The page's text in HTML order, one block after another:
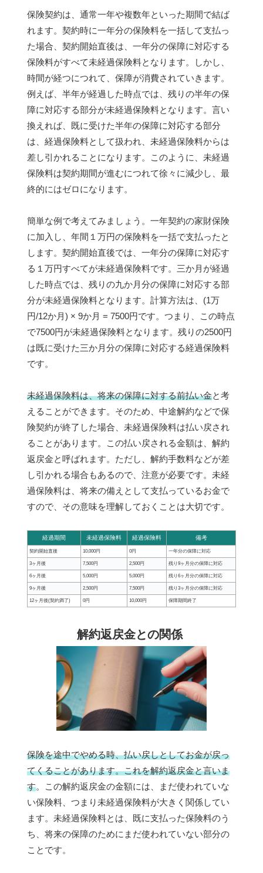
保険契約は、通常一年や複数年といった期間で結ば
れます。契約時に一年分の保険料を一括して支払っ
た場合、契約開始直後は、一年分の保障に対応する
保険料がすべて未経過保険料となります。しかし、
時間が経つにつれて、保障が消費されていきます。
例えば、半年が経過した時点では、残りの半年の保
障に対応する部分が未経過保険料となります。言い
換えれば、既に受けた半年の保障に対応する部分
は、経過保険料として扱われ、未経過保険料からは
差し引かれることになります。このように、未経過
保険料は契約期間が進むにつれて徐々に減少し、最
終的にはゼロになります。
簡単な例で考えてみましょう。一年契約の家財保険
に加入し、年間１万円の保険料を一括で支払ったと
します。契約開始直後では、一年分の保障に対応す
る１万円すべてが未経過保険料です。三か月が経過
した時点では、残りの九か月分の保障に対応する部
分が未経過保険料となります。計算方法は、(1万
円/12か月) × 9か月 = 7500円です。つまり、この時点
で7500円が未経過保険料となります。残りの2500円
は既に受けた三か月分の保障に対応する経過保険料
です。
未経過保険料は、将来の保障に対する前払い金と考
えることができます。そのため、中途解約などで保
険契約が終了した場合、未経過保険料は払い戻され
ることがあります。この払い戻される金額は、解約
返戻金と呼ばれます。ただし、解約手数料などが差
し引かれる場合もあるので、注意が必要です。未経
過保険料は、将来の備えとして支払っているお金で
すので、その意味を理解しておくことは大切です。
経過期間 未経過保険料 経過保険料 備考
契約開始直後 10,000円 0円 一年分の保障に対応
3ヶ月後 7,500円 2,500円 残り9ヶ月分の保障に対応
6ヶ月後 5,000円 5,000円 残り6ヶ月分の保障に対応
9ヶ月後 2,500円 7,500円 残り3ヶ月分の保障に対応
12ヶ月後(契約満了) 0円 10,000円 保障期間終了
解約返戻金との関係
保険を途中でやめる時、払い戻しとしてお金が戻っ
てくることがあります。これを解約返戻金と言いま
す。この解約返戻金の金額には、まだ使われていな
い保険料、つまり未経過保険料が大きく関係してい
ます。未経過保険料とは、既に支払った保険料のう
ち、将来の保障のためにまだ使われていない部分の
ことです。